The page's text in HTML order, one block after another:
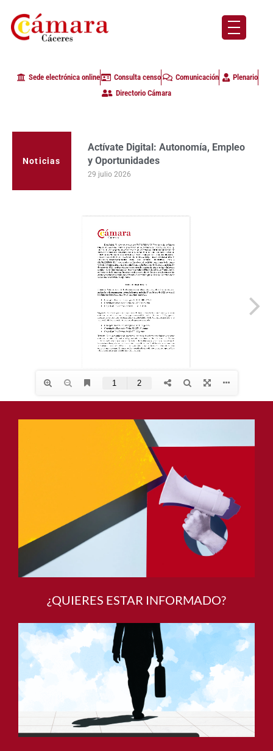
Sede electrónica online Consulta censo Comunicación
Plenario
Directorio Cámara
Noticias
Actívate Digital: Autonomía, Empleo
y Oportunidades
29 julio 2026
¿QUIERES ESTAR INFORMADO?